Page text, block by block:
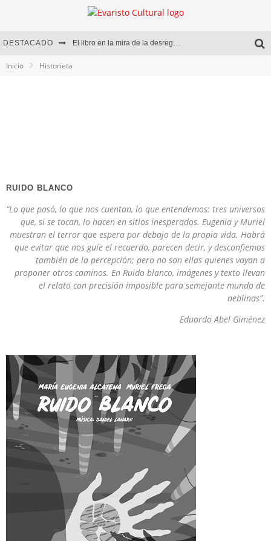
DESTACADO El libro en la mira de la desregulación
Inicio Historieta
RUIDO BLANCO
“Lo que pasó, lo que nos cuentan, lo que entendemos: tres universos
que, si se tocan, lo hacen en sitios inesperados. Eugenia y Muriel
muestran el terror que espera por debajo de la propia vida. Habrá
que evitar que nos guíe el recuerdo, parecen decir, y desconfiemos
también de la percepción; pero no son ellas quienes vayan a
proponer otros caminos. En Ruido blanco, imágenes y texto llevan
el relato con precisión imposible para semejante mundo de
neblinas”.
Eduardo Abel Giménez